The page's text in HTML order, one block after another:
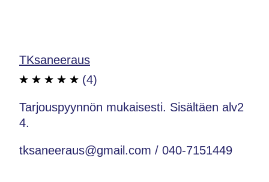
TKsaneeraus
(4)
Tarjouspyynnön mukaisesti. Sisältäen alv2
4.
tksaneeraus@gmail.com / 040-7151449